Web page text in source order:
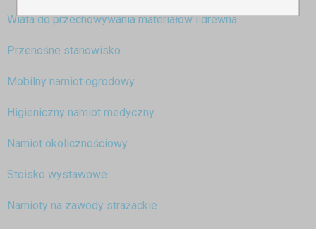
Wiata do przechowywania materiałów i drewna
Przenośne stanowisko
Mobilny namiot ogrodowy
Higieniczny namiot medyczny
Namiot okolicznościowy
Stoisko wystawowe
Namioty na zawody strażackie